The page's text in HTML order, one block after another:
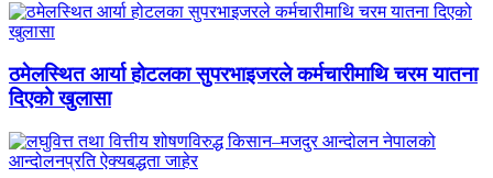
ठमेलस्थित आर्या होटलका सुपरभाइजरले कर्मचारीमाथि चरम यातना
दिएको खुलासा